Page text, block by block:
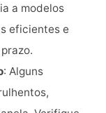
a modelos
eficientes e
: Alguns